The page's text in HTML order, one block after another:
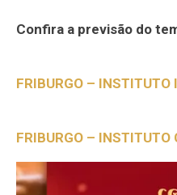
Confira a previsão do
FRIBURGO – INSTITUTO
FRIBURGO – INSTITUTO